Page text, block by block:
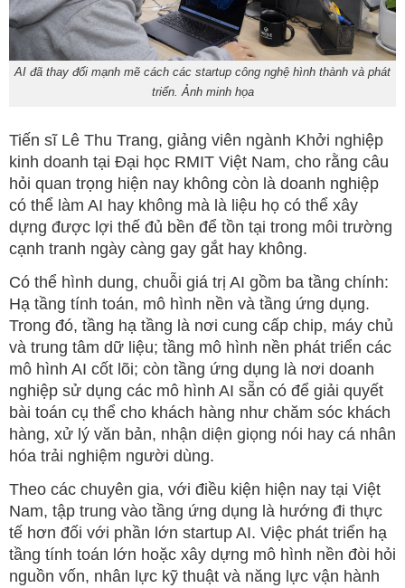
AI đã thay đổi mạnh mẽ cách các startup công nghệ hình thành và phát
triển. Ảnh minh họa
Tiến sĩ Lê Thu Trang, giảng viên ngành Khởi nghiệp
kinh doanh tại Đại học RMIT Việt Nam, cho rằng câu
hỏi quan trọng hiện nay không còn là doanh nghiệp
có thể làm AI hay không mà là liệu họ có thể xây
dựng được lợi thế đủ bền để tồn tại trong môi trường
cạnh tranh ngày càng gay gắt hay không.
Có thể hình dung, chuỗi giá trị AI gồm ba tầng chính:
Hạ tầng tính toán, mô hình nền và tầng ứng dụng.
Trong đó, tầng hạ tầng là nơi cung cấp chip, máy chủ
và trung tâm dữ liệu; tầng mô hình nền phát triển các
mô hình AI cốt lõi; còn tầng ứng dụng là nơi doanh
nghiệp sử dụng các mô hình AI sẵn có để giải quyết
bài toán cụ thể cho khách hàng như chăm sóc khách
hàng, xử lý văn bản, nhận diện giọng nói hay cá nhân
hóa trải nghiệm người dùng.
Theo các chuyên gia, với điều kiện hiện nay tại Việt
Nam, tập trung vào tầng ứng dụng là hướng đi thực
tế hơn đối với phần lớn startup AI. Việc phát triển hạ
tầng tính toán lớn hoặc xây dựng mô hình nền đòi hỏi
nguồn vốn, nhân lực kỹ thuật và năng lực vận hành